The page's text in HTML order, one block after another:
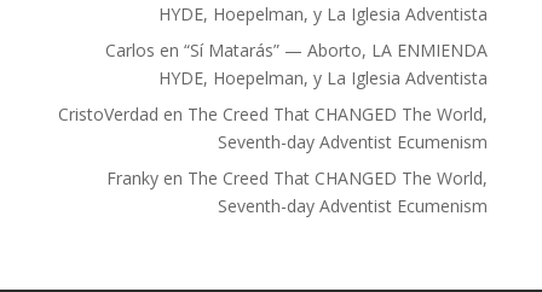
HYDE, Hoepelman, y La Iglesia Adventista
Carlos en“Sí Matarás” — Aborto, LA ENMIENDA
HYDE, Hoepelman, y La Iglesia Adventista
CristoVerdad en The Creed That CHANGED The World,
Seventh-day Adventist Ecumenism
Franky en The Creed That CHANGED The World,
Seventh-day Adventist Ecumenism